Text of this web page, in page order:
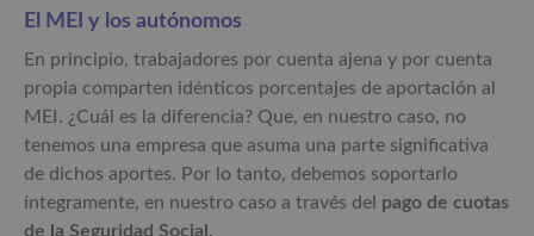
El MEI y los autónomos
En principio, trabajadores por cuenta ajena y por cuenta
propia comparten idénticos porcentajes de aportación al
MEI. ¿Cuál es la diferencia? Que, en nuestro caso, no
tenemos una empresa que asuma una parte significativa
de dichos aportes. Por lo tanto, debemos soportarlo
íntegramente, en nuestro caso a través del pago de cuotas
de la Seguridad Social .